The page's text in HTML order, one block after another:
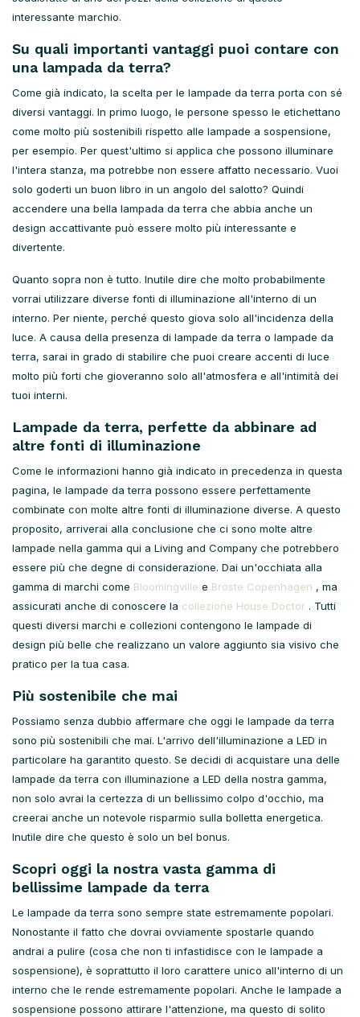
interessante marchio.
Su quali importanti vantaggi puoi contare con
una lampada da terra?
Come già indicato, la scelta per le lampade da terra porta con sé
diversi vantaggi. In primo luogo, le persone spesso le etichettano
come molto più sostenibili rispetto alle lampade a sospensione,
per esempio. Per quest'ultimo si applica che possono illuminare
l'intera stanza, ma potrebbe non essere affatto necessario. Vuoi
solo goderti un buon libro in un angolo del salotto? Quindi
accendere una bella lampada da terra che abbia anche un
design accattivante può essere molto più interessante e
divertente.
Quanto sopra non è tutto. Inutile dire che molto probabilmente
vorrai utilizzare diverse fonti di illuminazione all'interno di un
interno. Per niente, perché questo giova solo all'incidenza della
luce. A causa della presenza di lampade da terra o lampade da
terra, sarai in grado di stabilire che puoi creare accenti di luce
molto più forti che gioveranno solo all'atmosfera e all'intimità dei
tuoi interni.
Lampade da terra, perfette da abbinare ad
altre fonti di illuminazione
Come le informazioni hanno già indicato in precedenza in questa
pagina, le lampade da terra possono essere perfettamente
combinate con molte altre fonti di illuminazione diverse. A questo
proposito, arriverai alla conclusione che ci sono molte altre
lampade nella gamma qui a Living and Company che potrebbero
essere più che degne di considerazione. Dai un'occhiata alla
gamma di marchi come Bloomingville e Broste Copenhagen , ma
assicurati anche di conoscere la collezione House Doctor . Tutti
questi diversi marchi e collezioni contengono le lampade di
design più belle che realizzano un valore aggiunto sia visivo che
pratico per la tua casa.
Più sostenibile che mai
Possiamo senza dubbio affermare che oggi le lampade da terra
sono più sostenibili che mai. L'arrivo dell'illuminazione a LED in
particolare ha garantito questo. Se decidi di acquistare una delle
lampade da terra con illuminazione a LED della nostra gamma,
non solo avrai la certezza di un bellissimo colpo d'occhio, ma
creerai anche un notevole risparmio sulla bolletta energetica.
Inutile dire che questo è solo un bel bonus.
Scopri oggi la nostra vasta gamma di
bellissime lampade da terra
Le lampade da terra sono sempre state estremamente popolari.
Nonostante il fatto che dovrai ovviamente spostarle quando
andrai a pulire (cosa che non ti infastidisce con le lampade a
sospensione), è soprattutto il loro carattere unico all'interno di un
interno che le rende estremamente popolari. Anche le lampade a
sospensione possono attirare l'attenzione, ma questo di solito